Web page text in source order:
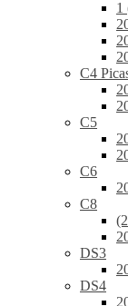
1
C4
C5
C6
C8
DS3
DS4